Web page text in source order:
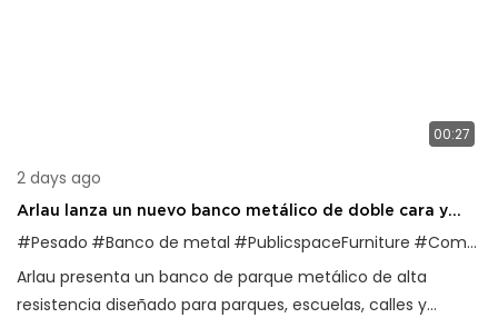
00:27
2 days ago
Arlau lanza un nuevo banco metálico de doble cara y
alta resistencia para espacios públicos.
#Pesado #Banco de metal #PublicspaceFurniture #Comercialización comercial
Arlau presenta un banco de parque metálico de alta
resistencia diseñado para parques, escuelas, calles y